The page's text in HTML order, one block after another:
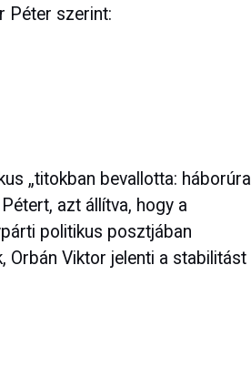
Péter szerint:
„titokban bevallotta: háborúra
azt állítva, hogy a
politikus posztjában
Orbán Viktor jelenti a stabilitást